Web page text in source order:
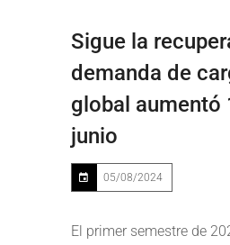
Sigue la
demanda de
global aumentó
junio
05/08/2024
El primer semestre de